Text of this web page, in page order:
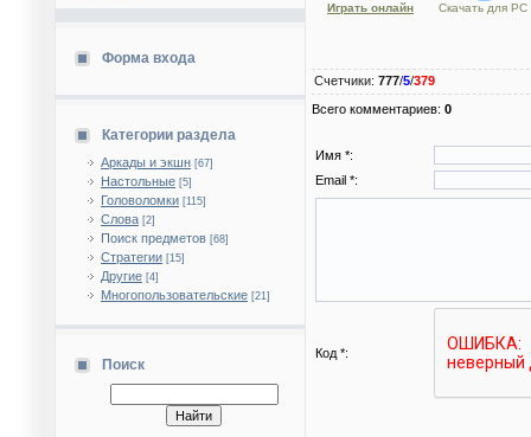
Форма входа
Категории раздела
Аркады и экшн [67]
Настольные [5]
Головоломки [115]
Слова [2]
Поиск предметов [68]
Стратегии [15]
Другие [4]
Многопользовательские [21]
Поиск
Играть онлайн Скачать для PC
Счетчики: 777/5/379
Всего комментариев: 0
Имя *:
Email *:
Код *: